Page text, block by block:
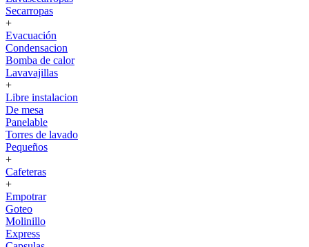
Secarropas
+
Evacuación
Condensacion
Bomba de calor
Lavavajillas
+
Libre instalacion
De mesa
Panelable
Torres de lavado
Pequeños
+
Cafeteras
+
Empotrar
Goteo
Molinillo
Express